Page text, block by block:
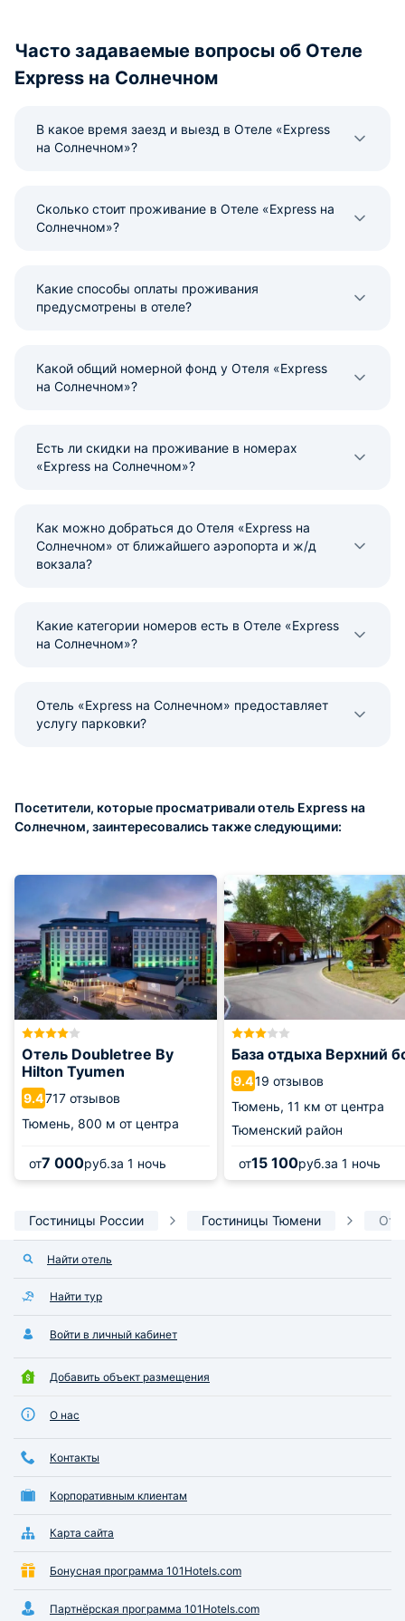
Часто задаваемые вопросы об Отеле
Express на Солнечном
В какое время заезд и выезд в Отеле «Express
на Солнечном»?
Сколько стоит проживание в Отеле «Express на
Солнечном»?
Какие способы оплаты проживания
предусмотрены в отеле?
Какой общий номерной фонд у Отеля «Express
на Солнечном»?
Есть ли скидки на проживание в номерах
«Express на Солнечном»?
Как можно добраться до Отеля «Express на
Солнечном» от ближайшего аэропорта и ж/д
вокзала?
Какие категории номеров есть в Отеле «Express
на Солнечном»?
Отель «Express на Солнечном» предоставляет
услугу парковки?
Посетители, которые просматривали отель Express на
Солнечном, заинтересовались также следующими:
Отель Doubletree By
Hilton Tyumen
9.4717 отзывов
Тюмень, 800 м от центра
от7 000руб.за 1 ночь
База отдыха Верхний
9.419 отзывов
Тюмень, 11 км от центра
Тюменский район
от15 100руб.за 1 ночь
Гостиницы России Гостиницы Тюмени
Найти отель
Найти тур
Войти в личный кабинет
Добавить объект размещения
О нас
Контакты
Корпоративным клиентам
Карта сайта
Бонусная программа 101Hotels.com
Партнёрская программа 101Hotels.com